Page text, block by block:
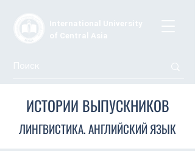
International University
of Central Asia
ИСТОРИИ ВЫПУСКНИКОВ
ЛИНГВИСТИКА. АНГЛИЙСКИЙ ЯЗЫК